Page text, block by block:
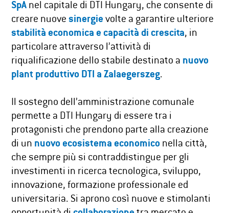
SpA nel capitale di DTI Hungary, che consente di
creare nuove sinergie volte a garantire ulteriore
stabilità economica e capacità di crescita, in
particolare attraverso l’attività di
riqualificazione dello stabile destinato a nuovo
plant produttivo DTI a Zalaegerszeg.
Il sostegno dell’amministrazione comunale
permette a DTI Hungary di essere tra i
protagonisti che prendono parte alla creazione
di un nuovo ecosistema economico nella città,
che sempre più si contraddistingue per gli
investimenti in ricerca tecnologica, sviluppo,
innovazione, formazione professionale ed
universitaria. Si aprono così nuove e stimolanti